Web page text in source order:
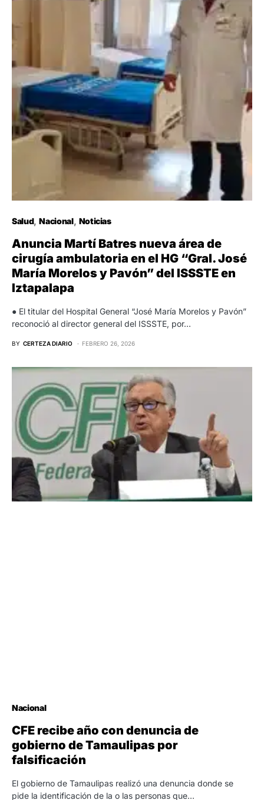
Salud Nacional Noticias
Anuncia Martí Batres nueva área de
cirugía ambulatoria en el HG “Gral. José
María Morelos y Pavón” del ISSSTE en
Iztapalapa
● El titular del Hospital General “José María Morelos y Pavón”
reconoció al director general del ISSSTE, por…
BY CERTEZA DIARIO FEBRERO 26, 2026
Nacional
CFE recibe año con denuncia de
gobierno de Tamaulipas por
falsificación
El gobierno de Tamaulipas realizó una denuncia donde se
pide la identificación de la o las personas que…